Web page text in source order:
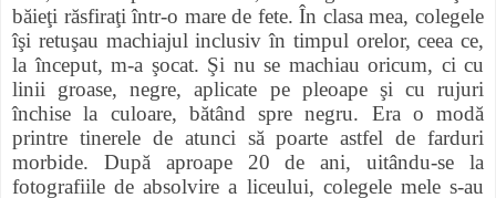
băieţi răsfiraţi într-o mare de fete. În clasa mea, colegele
îşi retuşau machiajul inclusiv în timpul orelor, ceea ce,
la început, m-a şocat. Şi nu se machiau oricum, ci cu
linii groase, negre, aplicate pe pleoape şi cu rujuri
închise la culoare, bătând spre negru. Era o modă
printre tinerele de atunci să poarte astfel de farduri
morbide. După aproape 20 de ani, uitându-se la
fotografiile de absolvire a liceului, colegele mele s-au